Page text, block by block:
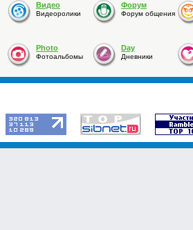
Видео
Видеоролики
Форум
Форум общения
Photo
Фотоальбомы
Day
Дневники